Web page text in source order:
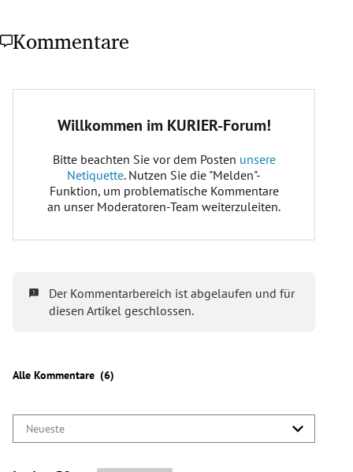
Kommentare